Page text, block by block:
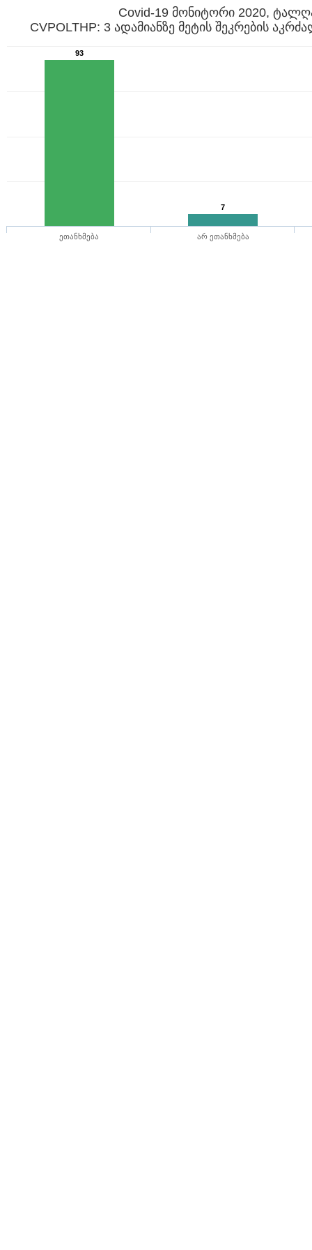
Covid-19 მონიტორი 2020,
CVPOLTHP: 3 ადამიანზე მეტის შეკრების
93
7
ეთანხმება არ ეთანხმება